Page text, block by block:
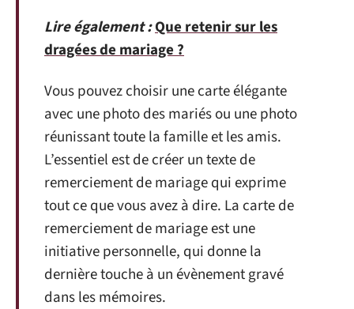
Lire également :Que retenir sur les
dragées de mariage ?
Vous pouvez choisir une carte élégante
avec une photo des mariés ou une photo
réunissant toute la famille et les amis.
L’essentiel est de créer un texte de
remerciement de mariage qui exprime
tout ce que vous avez à dire. La carte de
remerciement de mariage est une
initiative personnelle, qui donne la
dernière touche à un évènement gravé
dans les mémoires.